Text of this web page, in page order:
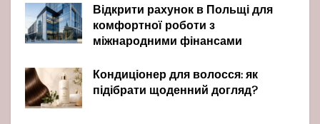
Відкрити рахунок в Польщі для
комфортної роботи з
міжнародними фінансами
Кондиціонер для волосся: як
підібрати щоденний догляд?